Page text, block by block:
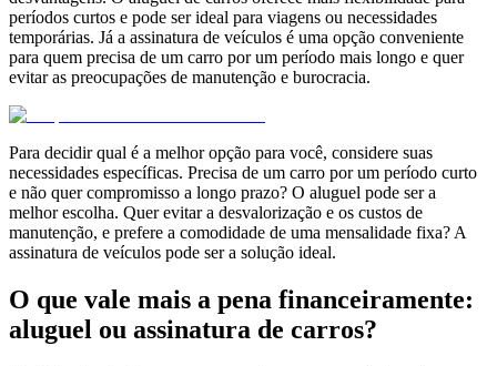
períodos curtos e pode ser ideal para viagens ou necessidades
temporárias. Já a assinatura de veículos é uma opção conveniente
para quem precisa de um carro por um período mais longo e quer
evitar as preocupações de manutenção e burocracia.
Para decidir qual é a melhor opção para você, considere suas
necessidades específicas. Precisa de um carro por um período curto
e não quer compromisso a longo prazo? O aluguel pode ser a
melhor escolha. Quer evitar a desvalorização e os custos de
manutenção, e prefere a comodidade de uma mensalidade fixa? A
assinatura de veículos pode ser a solução ideal.
O que vale mais a pena financeiramente:
aluguel ou assinatura de carros?